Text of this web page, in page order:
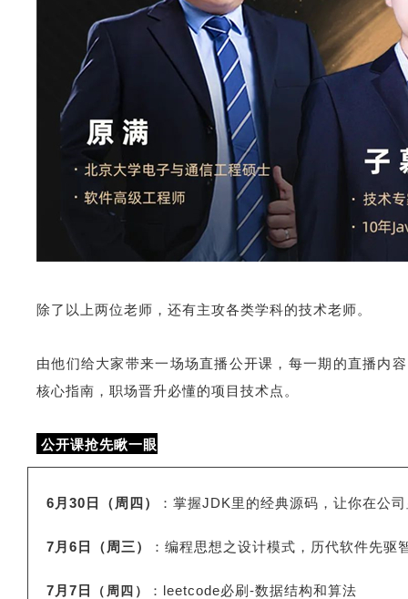
除了以上两位老师，还有主攻各类学科的技术老师。
由他们给大家带来一场场直播公开课，每一期的直播内
核心指南，职场晋升必懂的项目技术点。
公开课抢先瞅一眼
6月30日（周四） ：掌握JDK里的经典源码，让你在公
7月6日（周三） ：编程思想之设计模式，历代软件先驱
7月7日 （周四） ：leetcode必刷-数据结构和算法